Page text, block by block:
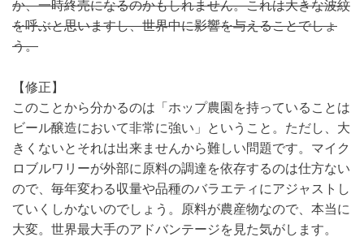
か、一時終売になるのかもしれません。これは大きな波紋
を呼ぶと思いますし、世界中に影響を与えることでしょ
う。
【修正】
このことから分かるのは「ホップ農園を持っていることは
ビール醸造において非常に強い」ということ。ただし、大
きくないとそれは出来ませんから難しい問題です。マイク
ロブルワリーが外部に原料の調達を依存するのは仕方ない
ので、毎年変わる収量や品種のバラエティにアジャストし
ていくしかないのでしょう。原料が農産物なので、本当に
大変。世界最大手のアドバンテージを見た気がします。